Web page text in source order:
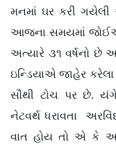
મનમાં ઘર કરી
આજના સમયમાં
અત્યારે ૩૧ વર્ષનો છે
ઇન્ડિયાએ જાહેર
સૌથી ટોચ પર છે.
નેટવર્થ ધરાવતા
વાત હોય તો એ કે